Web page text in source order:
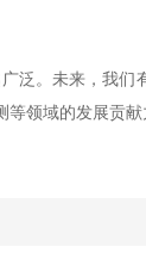
。未来，我们
领域的发展贡献